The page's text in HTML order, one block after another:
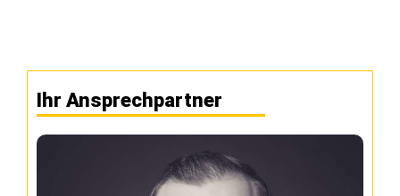
Ihr Ansprechpartner